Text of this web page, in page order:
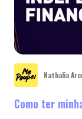
Nathalia
Como ter